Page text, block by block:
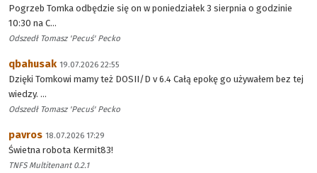
Pogrzeb Tomka odbędzie się on w poniedziałek 3 sierpnia o godzinie
10:30 na C...
Odszedł Tomasz 'Pecuś' Pecko
qbahusak 19.07.2026 22:55
Dzięki Tomkowi mamy też DOSII/D v 6.4 Całą epokę go używałem bez tej
wiedzy. ...
Odszedł Tomasz 'Pecuś' Pecko
pavros 18.07.2026 17:29
Świetna robota Kermit83!
TNFS Multitenant 0.2.1